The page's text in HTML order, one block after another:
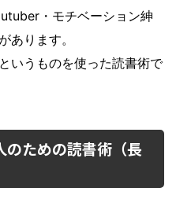
・モチベーション紳
あります。
というものを使った読書術で
のための読書術（長